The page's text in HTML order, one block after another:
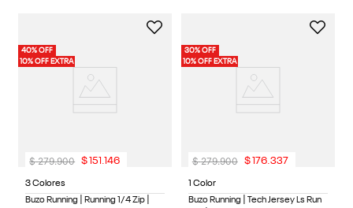
40% OFF
10% OFF EXTRA
3 Colores
Buzo Running | Running 1/4 Zip |
$ 279.900 $151 .146
30% OFF
10% OFF EXTRA
1 Color
Buzo Running | Tech Jersey Ls Run
$ 279.900 $176.337